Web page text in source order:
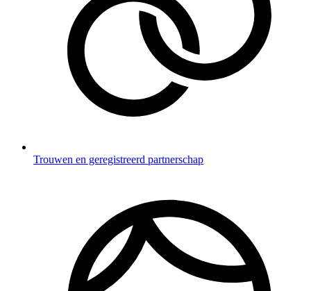
Trouwen en geregistreerd partnerschap